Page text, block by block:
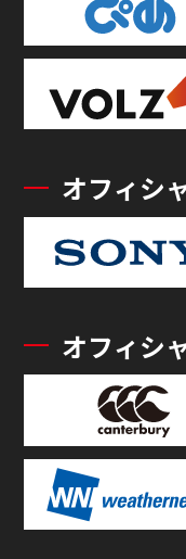
オフィシ
オフィシ